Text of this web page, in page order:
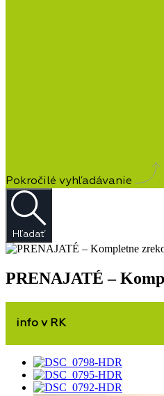
Pokročilé vyhľadávanie
Hľadať
PRENAJATÉ –
info v RK